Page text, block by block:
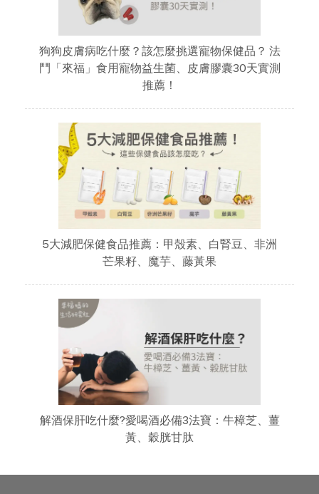
狗狗皮膚病吃什麼？該怎麼挑選寵物保健品？ 法
鬥「來福」食用寵物益生菌、皮膚膠囊30天實測
推薦！
5大減肥保健食品推薦：甲殼素、白腎豆、非洲
芒果籽、魔芋、藤黃果
解酒保肝吃什麼?愛喝酒必備3法寶：牛樟芝、薑
黃、穀胱甘肽